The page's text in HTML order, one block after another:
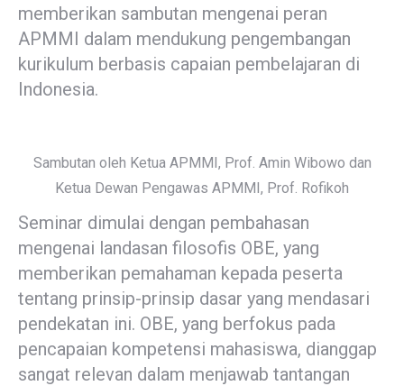
memberikan sambutan mengenai peran
APMMI dalam mendukung pengembangan
kurikulum berbasis capaian pembelajaran di
Indonesia.
Sambutan oleh Ketua APMMI, Prof. Amin Wibowo dan
Ketua Dewan Pengawas APMMI, Prof. Rofikoh
Seminar dimulai dengan pembahasan
mengenai landasan filosofis OBE, yang
memberikan pemahaman kepada peserta
tentang prinsip-prinsip dasar yang mendasari
pendekatan ini. OBE, yang berfokus pada
pencapaian kompetensi mahasiswa, dianggap
sangat relevan dalam menjawab tantangan